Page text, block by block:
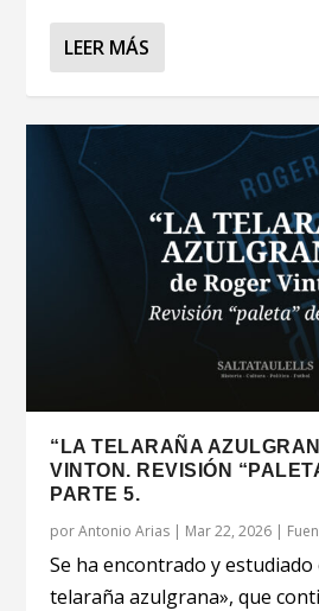
LEER MÁS
“LA TELARAÑA
VINTON. REVISIÓN
PARTE 5.
porAntonio Arias | Mar 22, 2026 |
Se ha encontrado y estudiado
telaraña azulgrana», que